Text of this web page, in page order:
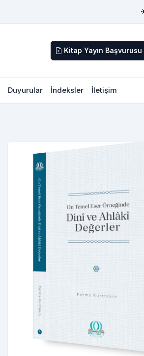
Kitap Yayın Başvurusu
Duyurular İndeksler İletişim